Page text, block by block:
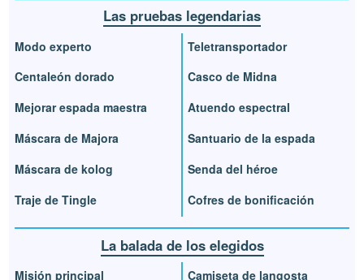
Las pruebas legendarias
Modo experto
Centaleón dorado
Mejorar espada maestra
Máscara de Majora
Máscara de kolog
Traje de Tingle
Teletransportador
Casco de Midna
Atuendo espectral
Santuario de la espada
Senda del héroe
Cofres de bonificación
La balada de los elegidos
Misión principal Camiseta de langosta